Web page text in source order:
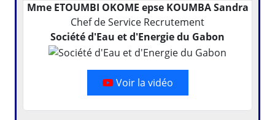
Mme ETOUMBI OKOME epse KOUMBA Sandra
Chef de Service Recrutement
Société d'Eau et d'Energie du Gabon
Voir la vidéo